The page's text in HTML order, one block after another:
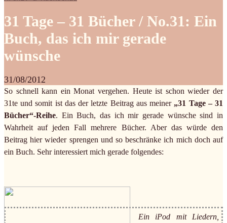
31 Tage – 31 Bücher / No.31: Ein
Buch, das ich mir gerade
wünsche
31/08/2012
So schnell kann ein Monat vergehen. Heute ist schon wieder der
31te und somit ist das der letzte Beitrag aus meiner „31 Tage – 31
Bücher“-Reihe. Ein Buch, das ich mir gerade wünsche sind in
Wahrheit auf jeden Fall mehrere Bücher. Aber das würde den
Beitrag hier wieder sprengen und so beschränke ich mich doch auf
ein Buch. Sehr interessiert mich gerade folgendes:
Ein iPod mit Liedern,